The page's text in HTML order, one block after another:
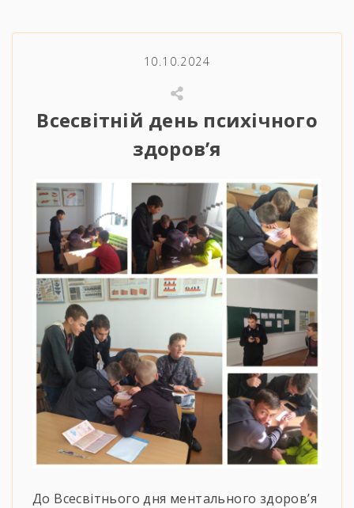
10.10.2024
Всесвітній день психічного
здоров’я
До Всесвітнього дня ментального здоров’я